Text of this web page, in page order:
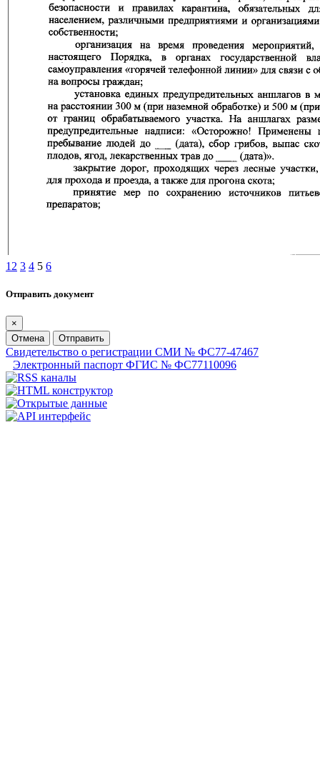
1 2 3 4 5 6
Отправить документ
×
Отмена
Отправить
Свидетельство о регистрации СМИ № ФС77-47467
Электронный паспорт ФГИС № ФС77110096